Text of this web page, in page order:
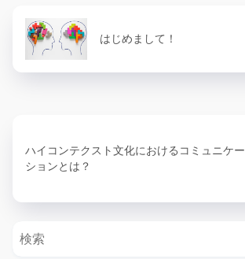
はじめまして！
ハイコンテクスト文化におけるコミュニケー
ションとは？